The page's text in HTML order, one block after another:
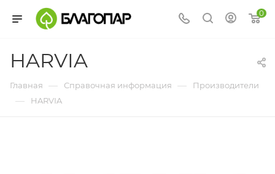
0
HARVIA
Главная — Справочная информация — Производители
— HARVIA